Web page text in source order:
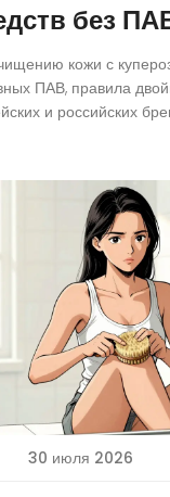
без
кожи с
ПАВ, правила
и российских
30 июля 2026